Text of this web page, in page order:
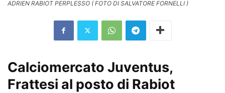
ADRIEN RABIOT PERPLESSO ( FOTO DI SALVATORE FORNELLI )
Calciomercato Juventus,
Frattesi al posto di Rabiot